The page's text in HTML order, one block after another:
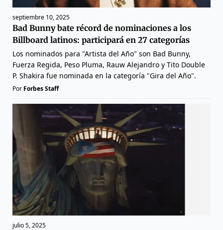
septiembre 10, 2025
Bad Bunny bate récord de nominaciones a los
Billboard latinos: participará en 27 categorías
Los nominados para "Artista del Año" son Bad Bunny,
Fuerza Regida, Peso Pluma, Rauw Alejandro y Tito Double
P. Shakira fue nominada en la categoría "Gira del Año".
Por Forbes Staff
julio 5, 2025